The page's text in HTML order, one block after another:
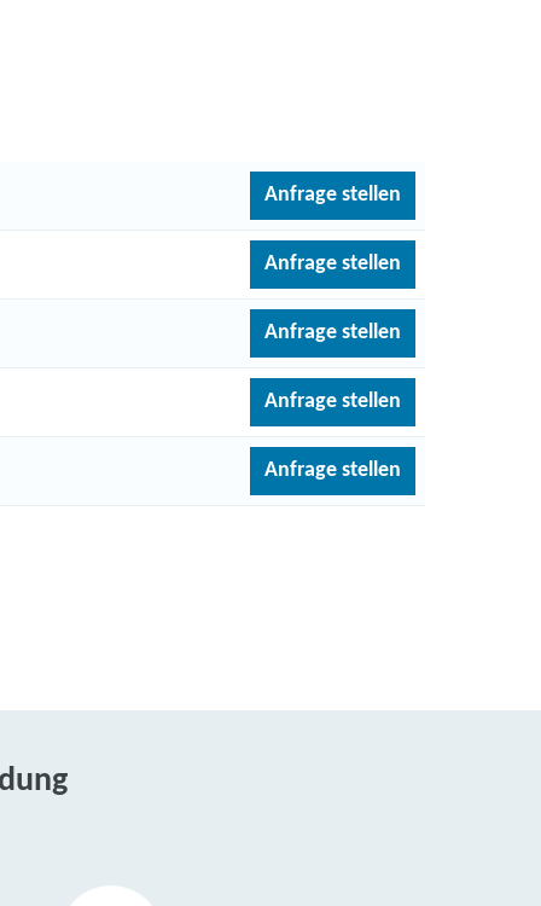
Anfrage stellen
Anfrage stellen
Anfrage stellen
Anfrage stellen
Anfrage stellen